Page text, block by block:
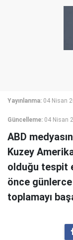
Yayınlanma: 04 Nisan
Güncelleme: 04 Nisan
ABD
Kuzey
olduğu tespit
önce
toplamayı